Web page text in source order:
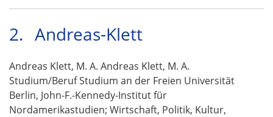
2. Andreas-Klett
Andreas Klett, M. A. Andreas Klett, M. A.
Studium/Beruf Studium an der Freien Universität
Berlin, John-F.-Kennedy-Institut für
Nordamerikastudien; Wirtschaft, Politik, Kultur,